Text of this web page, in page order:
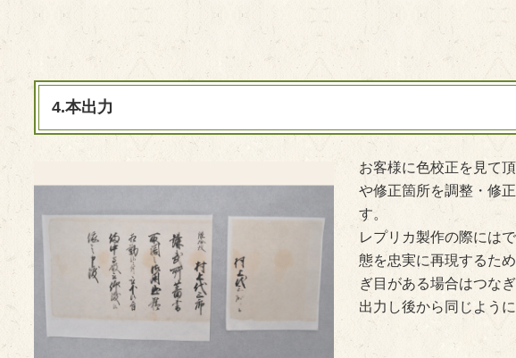
4.本出力
お客様に色校正を見て
や修正箇所を調整・修
す。
レプリカ製作の際には
態を忠実に再現するた
ぎ目がある場合はつな
出力し後から同じよう